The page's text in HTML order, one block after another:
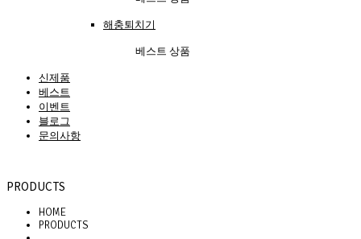
해충퇴치기
베스트 상품
신제품
베스트
이벤트
블로그
문의사항
PRODUCTS
HOME
PRODUCTS